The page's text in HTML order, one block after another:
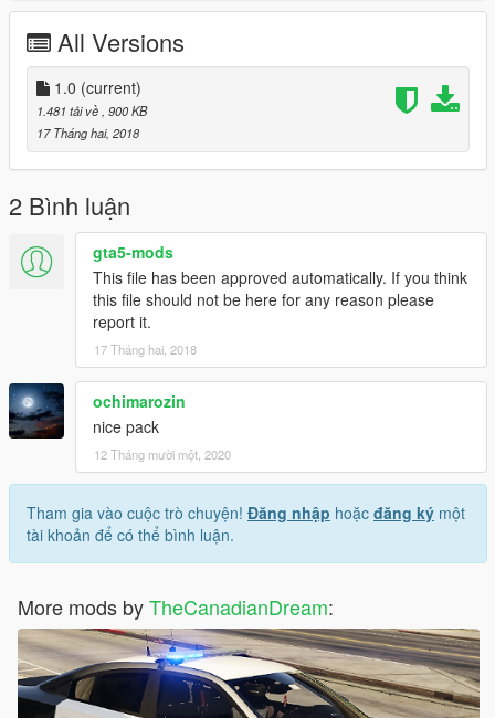
All Versions
1.0 (current)
1.481 tải về , 900 KB
17 Tháng hai, 2018
2 Bình luận
gta5-mods
This file has been approved automatically. If you think
this file should not be here for any reason please
report it.
17 Tháng hai, 2018
ochimarozin
nice pack
12 Tháng mười một, 2020
Tham gia vào cuộc trò chuyện! Đăng nhập hoặc đăng ký một
tài khoản để có thể bình luận.
More mods byTheCanadianDream: